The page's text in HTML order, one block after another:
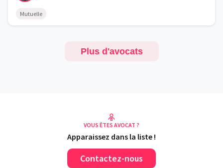
Mutuelle
Plus d'avocats
VOUS ÊTES AVOCAT ?
Apparaissez dans la liste !
Contactez-nous